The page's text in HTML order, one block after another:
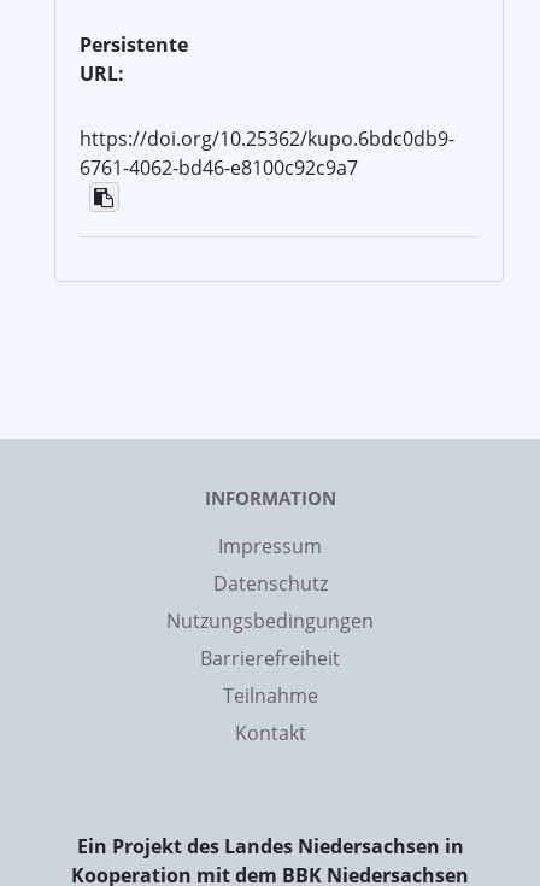
Persistente
URL:
https://doi.org/10.25362/kupo.6bdc0db9-
6761-4062-bd46-e8100c92c9a7
INFORMATION
Impressum
Datenschutz
Nutzungsbedingungen
Barrierefreiheit
Teilnahme
Kontakt
Ein Projekt des Landes Niedersachsen in
Kooperation mit dem BBK Niedersachsen